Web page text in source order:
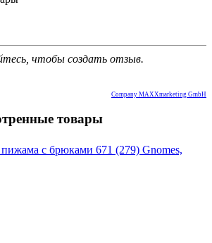
чтобы создать отзыв.
Company MAXXmarketing GmbH
товары
с брюками 671 (279) Gnomes,